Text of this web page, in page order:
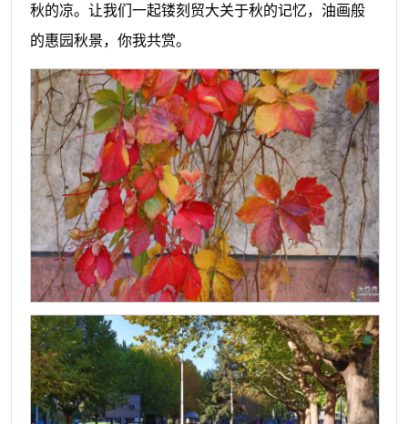
秋的凉。让我们一起镂刻贸大关于秋的记忆，油画般
的惠园秋景，你我共赏。